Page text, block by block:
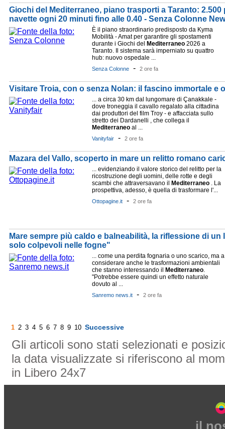
Giochi del Mediterraneo, piano trasporti a Taranto:
navette ogni 20 minuti fino alle 0.40 - Senza Colonne
È il piano straordinario predisposto da Kyma
Mobilità - Amat per garantire gli spostamenti
durante i Giochi del
Mediterraneo 2026 a
Taranto. Il sistema sarà imperniato su quattro
hub: nuovo ospedale ...
Senza Colonne - 2 ore fa
Visitare Troia, con o senza Nolan: il fascino immortale e
... a circa 30 km dal lungomare di Çanakkale -
dove troneggia il cavallo regalato alla cittadina
dai produttori del film Troy - e affacciata sullo
stretto dei Dardanelli , che collega il
Mediterraneo al ...
Vanityfair - 2 ore fa
Mazara del Vallo, scoperto in mare un relitto romano
... evidenziando il valore storico del relitto per la
ricostruzione degli uomini, delle rotte e degli
scambi che attraversavano il
Mediterraneo . La
prospettiva, adesso, è quella di trasformare l'...
Ottopagine.it - 2 ore fa
Mare sempre più caldo e balneabilità, la riflessione di
solo colpevoli nelle fogne"
... come una perdita fognaria o uno scarico, ma a
considerare anche le trasformazioni ambientali
che stanno interessando il
Mediterraneo.
"Potrebbe essere quindi un effetto naturale
dovuto al ...
Sanremo news.it - 2 ore fa
1 2 3 4 5 6 7 8 9 10 Successive
Gli articoli sono stati selezionati e
la data visualizzate si riferiscono al
in Libero 24x7
il